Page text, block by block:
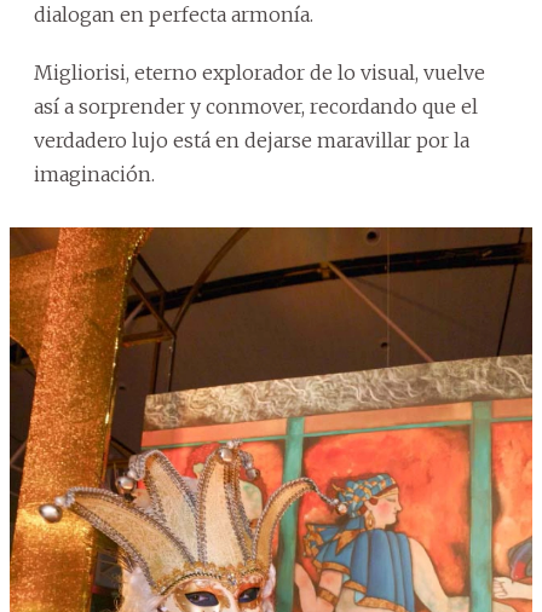
dialogan en perfecta armonía.
Migliorisi, eterno explorador de lo visual, vuelve
así a sorprender y conmover, recordando que el
verdadero lujo está en dejarse maravillar por la
imaginación.